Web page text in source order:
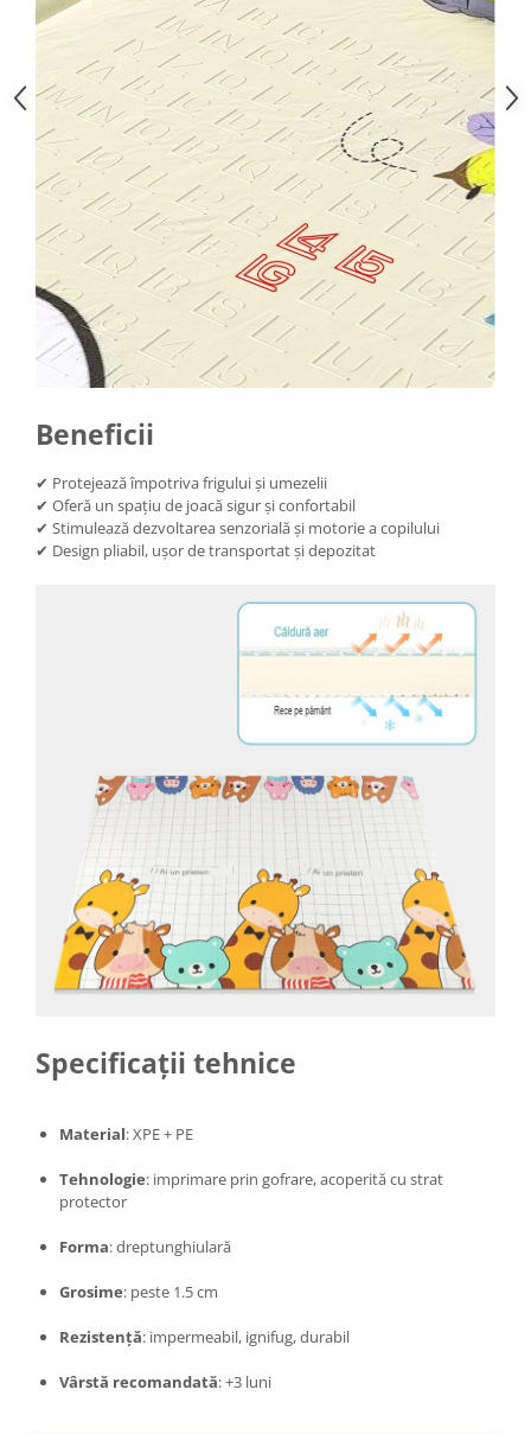
Beneficii
✔ Protejează împotriva frigului și umezelii
✔ Oferă un spațiu de joacă sigur și confortabil
✔ Stimulează dezvoltarea senzorială și motorie a copilului
✔ Design pliabil, ușor de transportat și depozitat
Specificații tehnice
Material: XPE + PE
Tehnologie: imprimare prin gofrare, acoperită cu strat
protector
Forma: dreptunghiulară
Grosime: peste 1.5 cm
Rezistență: impermeabil, ignifug, durabil
Vârstă recomandată: +3 luni